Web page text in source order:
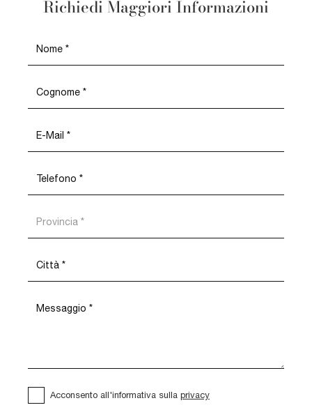
Richiedi Maggiori Informazioni
Acconsento all'informativa sulla privacy